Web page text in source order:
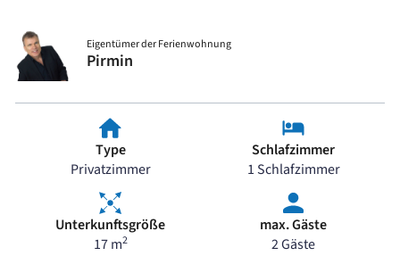
Eigentümer der Ferienwohnung
Pirmin
Type
Privatzimmer
Schlafzimmer
1 Schlafzimmer
Unterkunftsgröße
17 m2
max. Gäste
2 Gäste